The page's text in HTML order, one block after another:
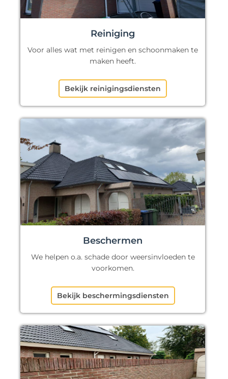
Reiniging
Voor alles wat met reinigen en schoonmaken te
maken heeft.
Bekijk reinigingsdiensten
Beschermen
We helpen o.a. schade door weersinvloeden te
voorkomen.
Bekijk beschermingsdiensten